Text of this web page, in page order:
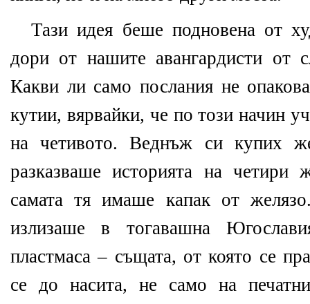
Тази идея беше подновена от
дори от нашите авангардисти от
Какви ли само послания не
кутии, вярвайки, че по този начин
на четивото. Веднъж си купих
разказваше историята на четири
самата тя имаше капак от
излизаше в тогавашна
пластмаса – същата, от която се
се до насита, не само на